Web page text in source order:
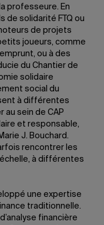
professeure. En
de solidarité FTQ ou
de projets
joueurs, comme
ou à des
du Chantier de
solidaire
social du
à différentes
sein de CAP
et responsable,
J. Bouchard.
rencontrer les
à différentes
une expertise
traditionnelle.
financière